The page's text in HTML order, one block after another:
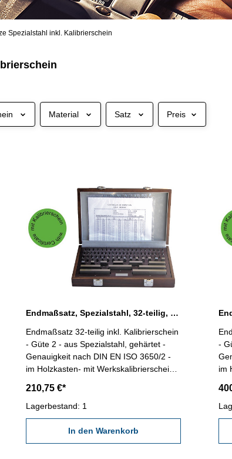
Spezialstahl inkl. Kalibrierschein
Material Satz Preis
Endmaßsatz, Spezialstahl, 32-teilig, Güte 2 inkl. Kalibrierschein
Endmaßsatz 32-teilig inkl. Kalibrierschein
- Güte 2 - aus Spezialstahl, gehärtet -
Genauigkeit nach DIN EN ISO 3650/2 -
im Holzkasten- mit Werkskalibrierschein
x 1,01-1,09 / 9 x 1,10-1,90 / 9 x 1-9 / 4 x
10-30, 50 Abb.: Satz mit 87 Endmaßen
210,75 €*
Lagerbestand: 1
In den Warenkorb
-
im
x